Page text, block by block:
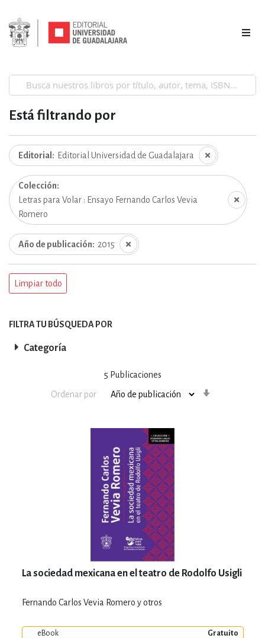
5 Publicaciones
Ordenar por
La sociedad mexicana en el teatro de Rodolfo Usigli
Fernando Carlos Vevia Romero y otros
eBook Gratuito
Está filtrando por
Editorial Editorial Universidad de Guadalajara
Colección
Letras para Volar : Ensayo Fernando Carlos Vevia
Romero
Año de publicación 2015
Limpiar todo
FILTRA TU BÚSQUEDA POR
Categoría